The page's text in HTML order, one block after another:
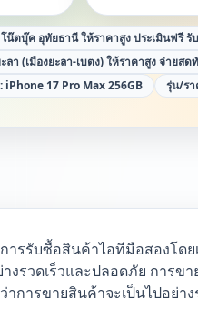
น๊ตบุ๊ค อุทัยธานี ให้ราคาสูง ประเมินฟรี รั
า (เมืองยะลา-เบตง) ให้ราคาสูง จ่ายสด
iPhone 17 Pro Max 256GB รุ่น/รา
ารรับซื้อสินค้าไอทีมือสองโด
างรวดเร็วและปลอดภัย กา
าการขายสินค้าจะเป็นไปอย่า